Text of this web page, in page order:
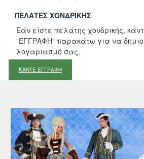
ΠΕΛΆΤΕΣ ΧΟΝΔΡΙΚΉΣ
Εάν είστε πελάτης χονδρικής,
"ΕΓΓΡΑΦΗ" παρακάτω για να
λογαριασμό σας.
ΚΑΝΤΕ ΕΓΓΡΑΦΗ